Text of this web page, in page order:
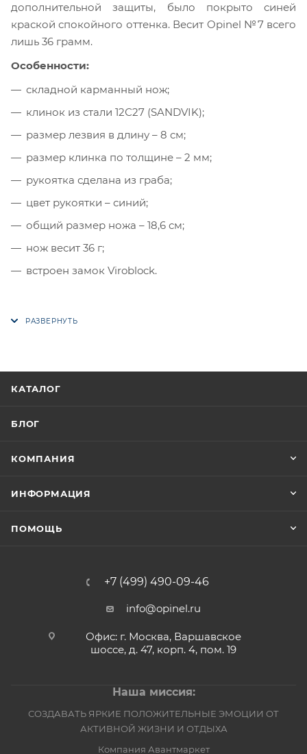
дополнительной защиты, было покрыто синей
краской спокойного оттенка. Весит Opinel №7 всего
лишь 36 грамм.
Особенности:
складной карманный нож;
клинок из стали 12С27 (SANDVIK);
размер лезвия в длину – 8 см;
размер клинка по толщине – 2 мм;
рукоятка сделана из граба;
цвет рукоятки – синий;
общий размер ножа – 18,6 см;
нож весит 36 г;
встроен замок Viroblock.
КАТАЛОГ
БЛОГ
КОМПАНИЯ
ИНФОРМАЦИЯ
ПОМОЩЬ
+7 (499) 490-09-46
info@opinel.ru
Офис: г. Москва, Варшавское
шоссе, д. 47, корп. 4, пом. 19
Наша миссия:
СОЗДАВАТЬ ЯРКИЕ ПОЛОЖИТЕЛЬНЫЕ ЭМОЦИИ ОТ
АКТИВНОЙ ЖИЗНИ И ОТДЫХА
Компания Авантмаркет